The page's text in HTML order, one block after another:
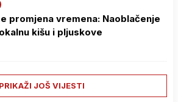
promjena vremena: Naoblačenje
kišu i pljuskove
PRIKAŽI JOŠ VIJESTI